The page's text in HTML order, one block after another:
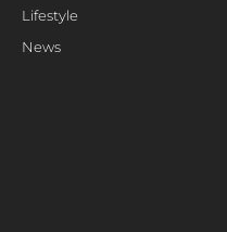
Lifestyle
News